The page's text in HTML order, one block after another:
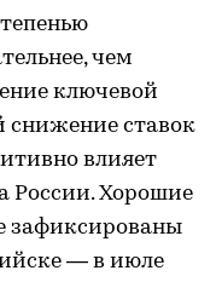
чем
ключевой
снижение ставок
влияет
России. Хорошие
зафиксированы
— в июле